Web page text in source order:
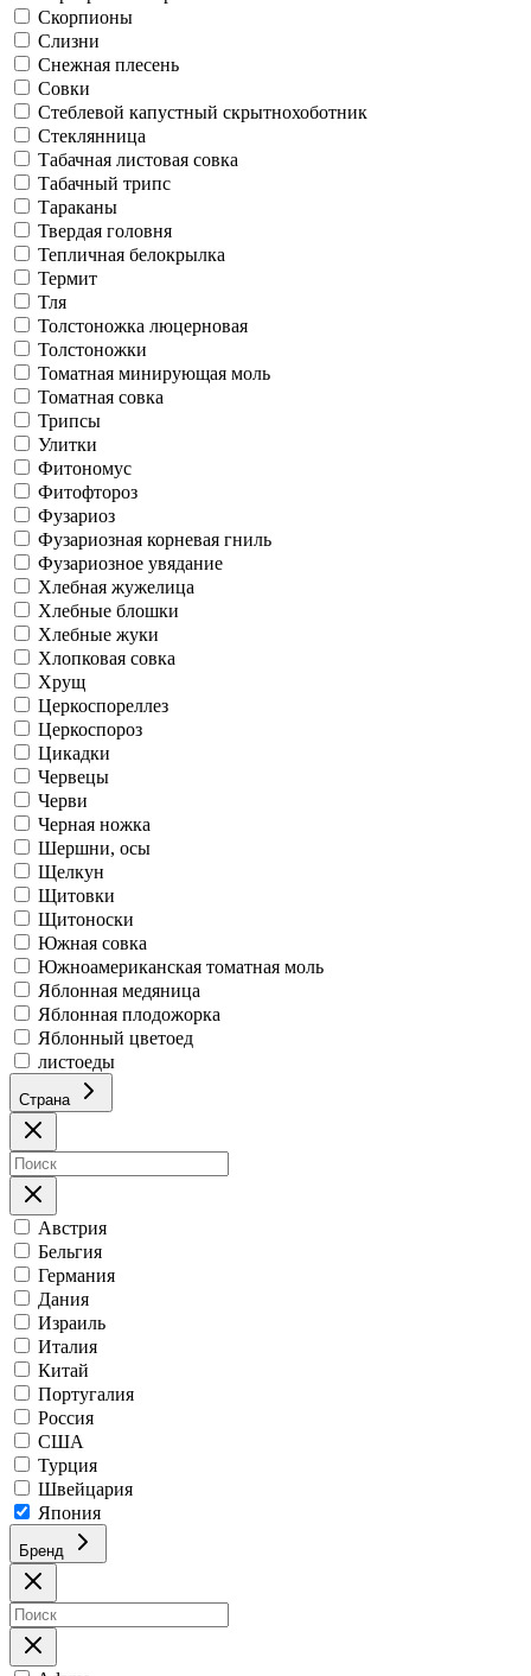
Скорпионы
Слизни
Снежная плесень
Совки
Стеблевой капустный скрытнохоботник
Стеклянница
Табачная листовая совка
Табачный трипс
Тараканы
Твердая головня
Тепличная белокрылка
Термит
Тля
Толстоножка люцерновая
Толстоножки
Томатная минирующая моль
Томатная совка
Трипсы
Улитки
Фитономус
Фитофтороз
Фузариоз
Фузариозная корневая гниль
Фузариозное увядание
Хлебная жужелица
Хлебные блошки
Хлебные жуки
Хлопковая совка
Хрущ
Церкоспореллез
Церкоспороз
Цикадки
Червецы
Черви
Черная ножка
Шершни, осы
Щелкун
Щитовки
Щитоноски
Южная совка
Южноамериканская томатная моль
Яблонная медяница
Яблонная плодожорка
Яблонный цветоед
листоеды
Страна
Австрия
Бельгия
Германия
Дания
Израиль
Италия
Китай
Португалия
Россия
США
Турция
Швейцария
Япония
Бренд